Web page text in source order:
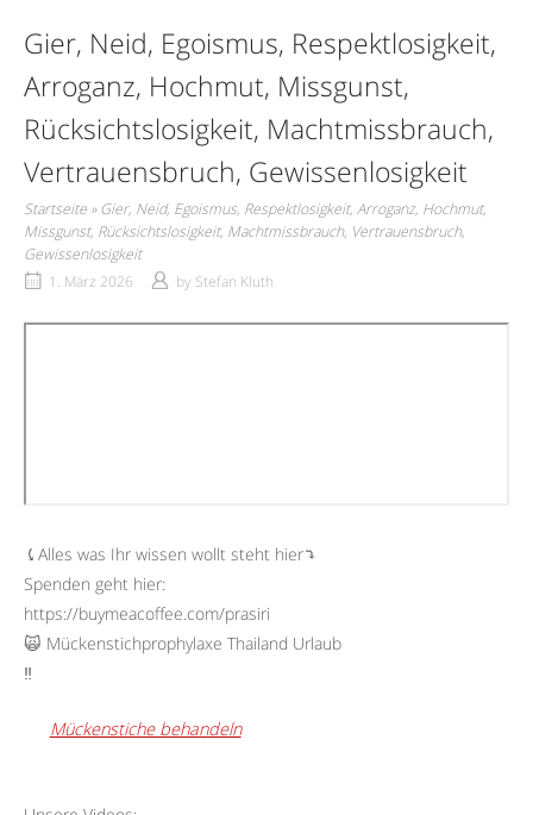
Gier, Neid, Egoismus, Respektlosigkeit,
Arroganz, Hochmut, Missgunst,
Rücksichtslosigkeit, Machtmissbrauch,
Vertrauensbruch, Gewissenlosigkeit
Startseite »Gier, Neid, Egoismus, Respektlosigkeit, Arroganz, Hochmut,
Missgunst, Rücksichtslosigkeit, Machtmissbrauch, Vertrauensbruch,
Gewissenlosigkeit
1. März 2026
by Stefan Kluth
⤹Alles was Ihr wissen wollt steht hier⤵︎
Spenden geht hier:
https://buymeacoffee.com/prasiri
🙀 Mückenstichprophylaxe Thailand Urlaub
‼️
Mückenstiche behandeln